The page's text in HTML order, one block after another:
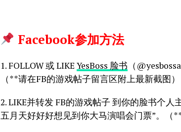
Facebook参加方法
1. FOLLOW 或 LIKE YesBoss 脸书 （
（**请在FB的游戏帖子留言区附上最新截图）
2. LIKE并转发 FB的游戏帖子 到你的脸书个人
五月天好好好想见到你大马演唱会门票”。（